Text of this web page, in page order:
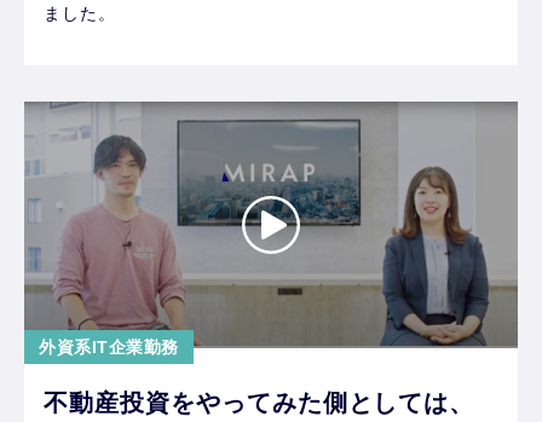
ました。
外資系IT企業勤務
不動産投資をやってみた側としては、